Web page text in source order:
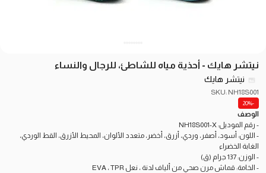
نيتشر هايك - أحذية مياه للشاطئ، للرجال والنساء
نيتشر هايك
SKU: NH18S001
-20%
الوصف
- رقم الموديل: NH18S001-X
- اللون: أسود، أصفر، وردي، أزرق، أخضر، متعدد الألوان، المحيط الأزرق، القط الوردي،
الغابة الخضراء
- الوزن: 137 جرام (ق)
- الخامة: قماش مرن صحي من ألياف لدنة ، نعل EVA ، TPR